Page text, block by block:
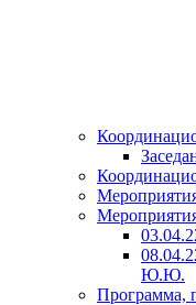
Ю.Ю.
Программа,